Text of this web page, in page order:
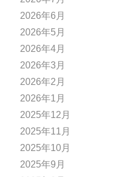
2026年6月
2026年5月
2026年4月
2026年3月
2026年2月
2026年1月
2025年12月
2025年11月
2025年10月
2025年9月